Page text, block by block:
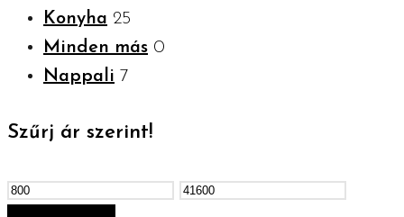
Konyha 25
Minden más 0
Nappali 7
Szűrj ár szerint!
Min
Max